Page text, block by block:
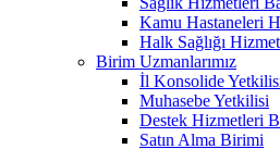
Kamu Hastaneleri
Halk Sağlığı
Birim Uzmanlarımız
İl Konsolide
Muhasebe Yetkilisi
Destek Hizmetleri
Satın Alma Birimi